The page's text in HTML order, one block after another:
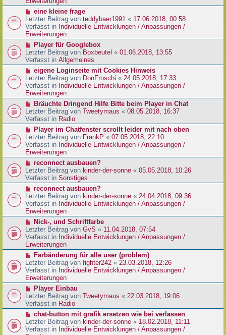
t
a
g
r
B
e
i
t
a
g
N
e
u
e
r
B
e
i
r
a
g
eine kleine frage
Letzter Beitrag von teddybaer1991 « 17.06.2018, 00:58
Verfasst in Individuelle Entwicklungen / Anpassungen /
Erweiterungen
N
e
u
e
r
B
e
i
r
a
g
Player für Googlebox
Letzter Beitrag von Boxbeutel « 01.06.2018, 13:55
Verfasst in Allgemeines
N
e
u
e
r
B
e
i
r
a
g
eigene Loginseite mit Cookies Hinweis
Letzter Beitrag von DonFroschi « 24.05.2018, 17:33
Verfasst in Individuelle Entwicklungen / Anpassungen /
Erweiterungen
N
e
u
e
r
B
e
i
r
a
g
Bräuchte Dringend Hilfe Bitte beim Player in Chat
Letzter Beitrag von Tweetymaus « 08.05.2018, 16:37
Verfasst in Radio
N
e
u
e
r
B
e
i
r
a
g
Player im Chatfenster scrollt leider mit nach oben
Letzter Beitrag von FrankP « 07.05.2018, 22:10
Verfasst in Individuelle Entwicklungen / Anpassungen /
Erweiterungen
N
e
u
e
r
B
e
i
r
a
g
reconnect ausbauen?
Letzter Beitrag von kinder-der-sonne « 05.05.2018, 10:26
Verfasst in Sonstiges
N
e
u
e
r
B
e
i
t
a
g
reconnect ausbauen?
Letzter Beitrag von kinder-der-sonne « 24.04.2018, 09:36
Verfasst in Individuelle Entwicklungen / Anpassungen /
Erweiterungen
N
e
u
e
r
B
e
i
t
a
g
Nick-, und Schriftfarbe
Letzter Beitrag von GvS « 11.04.2018, 07:54
Verfasst in Individuelle Entwicklungen / Anpassungen /
Erweiterungen
N
e
u
e
r
B
e
i
r
a
Farbänderung für alle user (problem)
Letzter Beitrag von fighter242 « 23.03.2018, 12:26
Verfasst in Individuelle Entwicklungen / Anpassungen /
Erweiterungen
N
e
u
e
r
B
e
Player Einbau
Letzter Beitrag von Tweetymaus « 22.03.2018, 19:06
Verfasst in Radio
N
e
u
chat-button mit grafik ersetzen wie bei verlassen
Letzter Beitrag von kinder-der-sonne « 18.02.2018, 11:11
Verfasst in Individuelle Entwicklungen / Anpassungen /